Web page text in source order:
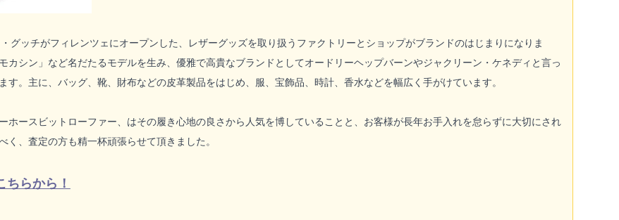
グッチがフィレンツェにオープンした、レザーグッズを取り扱うファクトリーとショップがブランドのはじまりになりま
カシン」など名だたるモデルを生み、優雅で高貴なブランドとしてオードリーヘップバーンやジャクリーン・ケネディと言っ
す。主に、バッグ、靴、財布などの皮革製品をはじめ、服、宝飾品、時計、香水などを幅広く手がけています。
ホースビットローファー、はその履き心地の良さから人気を博していることと、お客様が長年お手入れを怠らずに大切にされ
く、査定の方も精一杯頑張らせて頂きました。
ちらから！